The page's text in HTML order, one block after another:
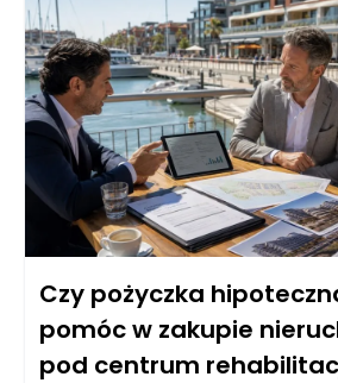
Czy pożyczka
pomóc w zakupie
pod centrum